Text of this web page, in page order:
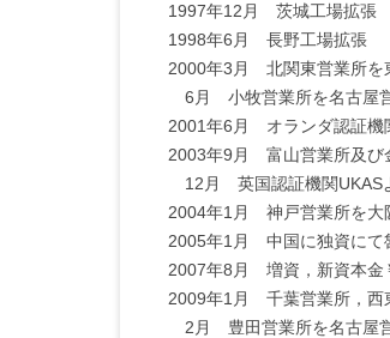
1997年12月 茨城工場拡張
1998年6月 長野工場拡張
2000年3月 北関東営業所を
6月 小牧営業所を名古屋
2001年6月 オランダ認証機
2003年9月 富山営業所及び
12月 英国認証機関UKAS
2004年1月 神戸営業所を大
2005年1月 中国に独資にて
2007年8月 増資，新資本金
2009年1月 千葉営業所，西
2月 豊田営業所を名古屋